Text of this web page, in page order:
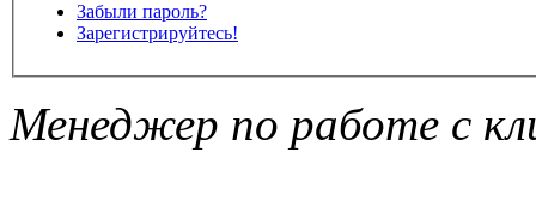
Забыли пароль?
Зарегистрируйтесь!
Менеджер по работе с